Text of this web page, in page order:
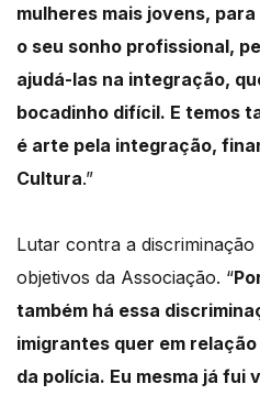
mulheres mais jovens,
o seu sonho profissional,
ajudá-las na integração,
bocadinho difícil. E temos
é arte pela integração,
Cultura.”
Lutar contra a
objetivos da Associação. “
também há essa
imigrantes quer em
da polícia. Eu mesma já fui